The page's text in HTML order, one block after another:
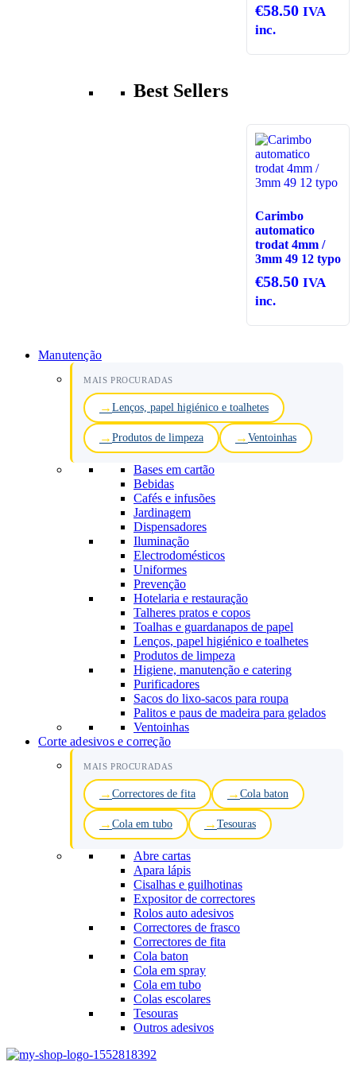
€58.50 IVA
inc.
Best Sellers
Carimbo
automatico
trodat 4mm /
3mm 49 12 typo
€58.50 IVA
inc.
Manutenção
MAIS PROCURADAS
Lenços, papel higiénico e toalhetes
Produtos de limpeza Ventoinhas
Bases em cartão
Bebidas
Cafés e infusões
Jardinagem
Dispensadores
Iluminação
Electrodomésticos
Uniformes
Prevenção
Hotelaria e restauração
Talheres pratos e copos
Toalhas e guardanapos de papel
Lenços, papel higiénico e toalhetes
Produtos de limpeza
Higiene, manutenção e catering
Purificadores
Sacos do lixo-sacos para roupa
Palitos e paus de madeira para gelados
Ventoinhas
Corte adesivos e correção
MAIS PROCURADAS
Correctores de fita Cola baton
Cola em tubo Tesouras
Abre cartas
Apara lápis
Cisalhas e guilhotinas
Expositor de correctores
Rolos auto adesivos
Correctores de frasco
Correctores de fita
Cola baton
Cola em spray
Cola em tubo
Colas escolares
Tesouras
Outros adesivos